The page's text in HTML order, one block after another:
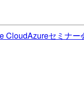
CloudAzureセミナー